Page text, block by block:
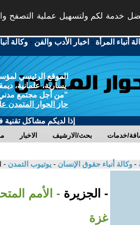
خدمة لكم ولتسهيل عملية التصفح
أنباء المرأة - اخبار الأدب والفن -وكالة
الموقع الرئيسي
يسارية، علمانية،
"من أجل مجتمع مدني
حاز الحوار المتمدن
إذا لديكم مشاكل تقنية
الاخبار بحث/الارشيف خدمات
- وكالة أنباء حقوق الإنسان - يوتيوب التمدن -
- الجزيرة - الأمم
غزة